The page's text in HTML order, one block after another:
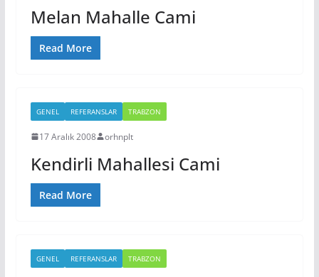
Melan Mahalle Cami
Read More
GENEL REFERANSLAR TRABZON
17 Aralık 2008 orhnplt
Kendirli Mahallesi Cami
Read More
GENEL REFERANSLAR TRABZON